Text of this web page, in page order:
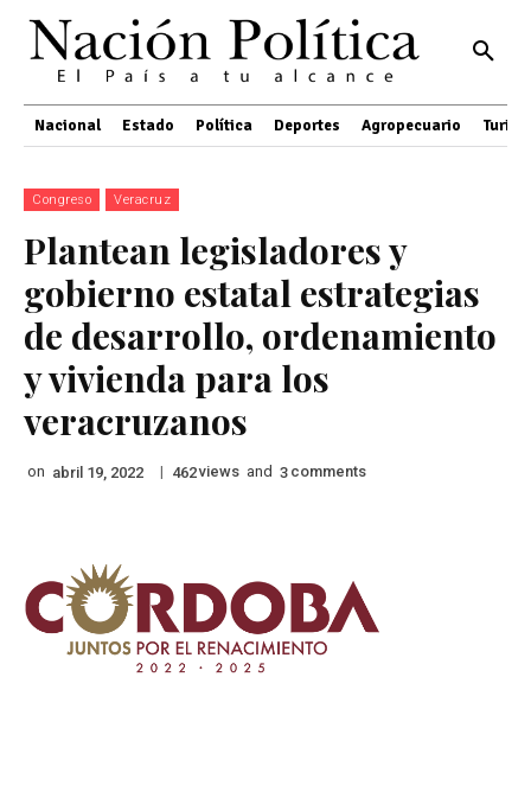
Nacional Estado Política Deportes Agropecuario
Congreso Veracruz
Plantean legisladores y
gobierno estatal estrategias
de desarrollo, ordenamiento
y vivienda para los
veracruzanos
on abril 19, 2022 | 462views and 3 comments